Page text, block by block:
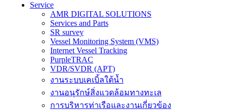
Service
AMR DIGITAL SOLUTIONS
Services and Parts
SR survey
Vessel Monitoring System (VMS)
Internet Vessel Tracking
PurpleTRAC
VDR/SVDR (APT)
งานระบบเคเบิ้ลใต้น้ำ
งานอนุรักษ์สิ่งแวดล้อมทางทะเล
การบริหารท่าเรือและงานเกี่ยวข้อง